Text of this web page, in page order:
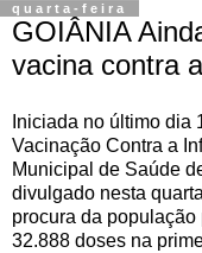
quarta-feira
GOIÂNIA
vacina contra
Iniciada no último
Vacinação Contra a
Municipal de Saúde
divulgado nesta
procura da
32.888 doses na